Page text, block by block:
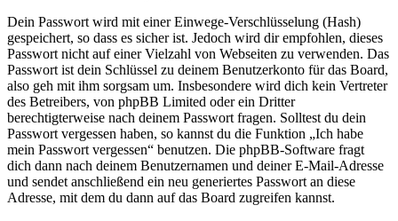
Dein Passwort wird mit einer Einwege-Verschlüsselung (Hash)
gespeichert, so dass es sicher ist. Jedoch wird dir empfohlen, dieses
Passwort nicht auf einer Vielzahl von Webseiten zu verwenden. Das
Passwort ist dein Schlüssel zu deinem Benutzerkonto für das Board,
also geh mit ihm sorgsam um. Insbesondere wird dich kein Vertreter
des Betreibers, von phpBB Limited oder ein Dritter
berechtigterweise nach deinem Passwort fragen. Solltest du dein
Passwort vergessen haben, so kannst du die Funktion „Ich habe
mein Passwort vergessen“ benutzen. Die phpBB-Software fragt
dich dann nach deinem Benutzernamen und deiner E-Mail-Adresse
und sendet anschließend ein neu generiertes Passwort an diese
Adresse, mit dem du dann auf das Board zugreifen kannst.